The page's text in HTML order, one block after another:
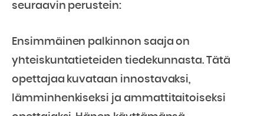
seuraavin perustein:
Ensimmäinen palkinnon saaja on
yhteiskuntatieteiden tiedekunnasta. Tätä
opettajaa kuvataan innostavaksi,
lämminhenkiseksi ja ammattitaitoiseksi